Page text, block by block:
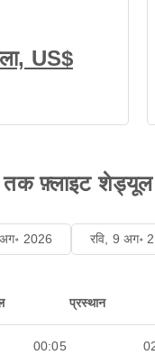
US$
फ़्लाइट
2026 रवि, 9 अग॰
प्रस्थान
00:05